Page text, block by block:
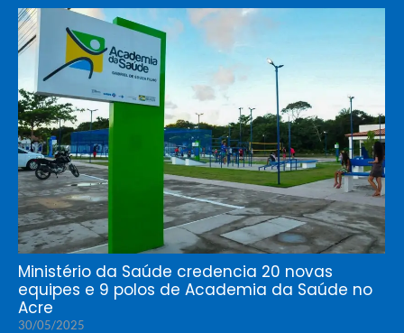
Ministério da Saúde credencia 20 novas
equipes e 9 polos de Academia da Saúde no
Acre
30/05/2025